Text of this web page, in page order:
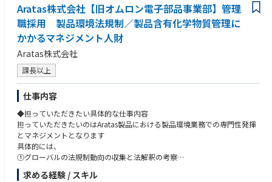
・航空機開発や整備など、空の経験のあるキャリアメンバーと、豊富な自
動車開発経験を持つメンバーのハイブリッド組織。
・当プロジェクト室以外にも社内の多くの関連部署や米国プロジェクトチ
ームと連携しながら、Joby社とのeVTOL開発を推進。
・航空事業者など社内外の多くのパートナーとも連携。
＜ミッション＞
・2019年よりJoby社との協業を開始し、（創業後3度目の）トヨタの空の
モビリティ実現を目指すプロジェクト。
・更なる快適な移動と新たな社会を多くの人々へお届けするために、開
発、生産面から空のモビリティプロジェクトを推進。
・開発～生産、全てにおいて新たな取組みであることから「現地現物」で
確認・対策しながらより良いモビリティ社会の構築に繋げる。
当該業務では、業務上、米国の輸出規制に関する情報を扱うため、個人ご
とに情報へのアクセス権を管理するなど、情報管理の徹底を図っていま
【必須要件】
■英語コミュニケーション能力、技術文書の理解、ドキュメント作成
＜求める人物像＞
■空のモビリティ好き
■空のモビリティの安心・安全に向き合う覚悟とそれを実現する拘り
■既存の価値観に捉われず、失敗しても新しいことにチャレンジし続ける
する姿勢、「変えること」や「変わること」を楽しめる方
Aratas株式会社【旧オムロン電子部品事業部】管理
職採用 製品環境法規制／製品含有化学物質管理に
かかるマネジメント人財
Aratas株式会社
課長以上
仕事内容
◆担っていただきたい具体的な仕事内容
担っていただきたいのはAratas製品における製品環境業務での専門性発揮
とマネジメントとなります
具体的には、
①グローバルの法規制動向の収集と法解釈の考察
②自社製品への該当判断とインパクトの想定
③対応方針の決定と関係部門への指示（法令適用日から逆算して計画設
求める経験 / スキル